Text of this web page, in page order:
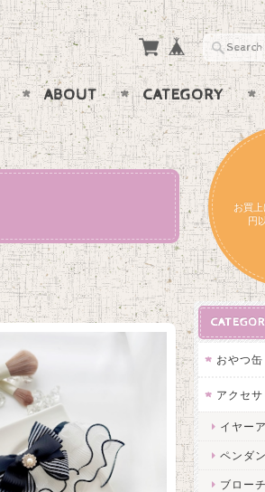
ABOUT CATEGORY
お買
円
おやつ缶
アクセサ
イヤー
ペンダ
ブローチ